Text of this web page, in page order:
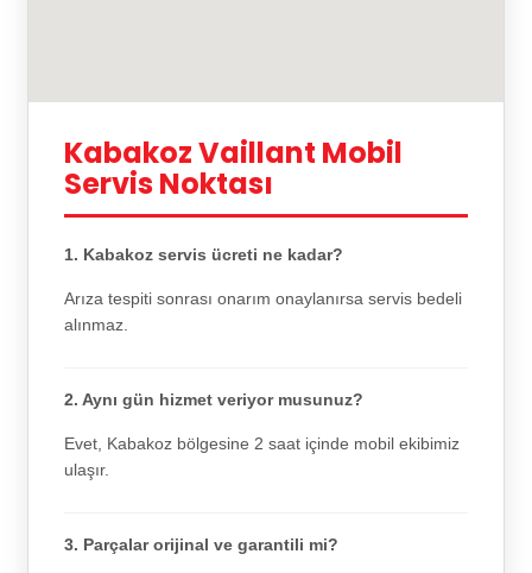
Kabakoz Vaillant Mobil
Servis Noktası
1. Kabakoz servis ücreti ne kadar?
Arıza tespiti sonrası onarım onaylanırsa servis bedeli
alınmaz.
2. Aynı gün hizmet veriyor musunuz?
Evet, Kabakoz bölgesine 2 saat içinde mobil ekibimiz
ulaşır.
3. Parçalar orijinal ve garantili mi?